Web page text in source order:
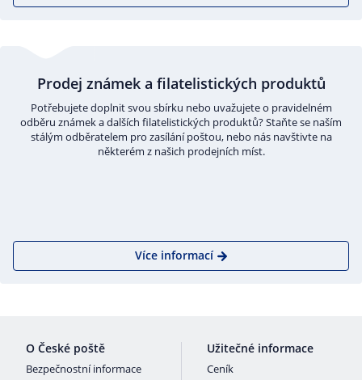
Prodej známek a filatelistických produktů
Potřebujete doplnit svou sbírku nebo uvažujete o pravidelném
odběru známek a dalších filatelistických produktů? Staňte se naším
stálým odběratelem pro zasílání poštou, nebo nás navštivte na
některém z našich prodejních míst.
Více informací
O České poště
Bezpečnostní informace
Užitečné informace
Ceník